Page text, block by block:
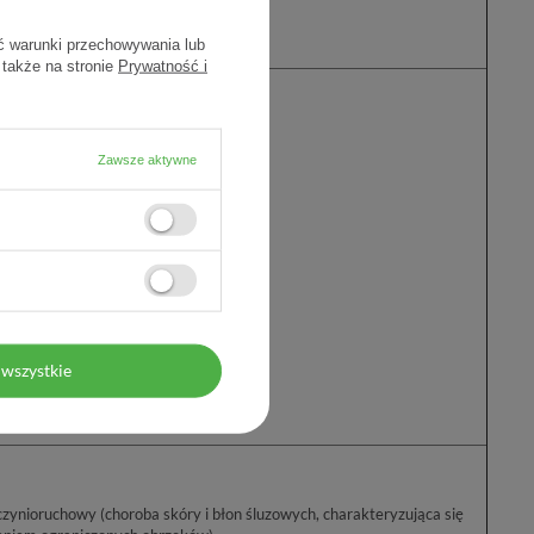
(choroba skóry i błon śluzowych, charakteryzująca się
warunki przechowywania lub
na stronie Prywatność i
Zawsze aktywne